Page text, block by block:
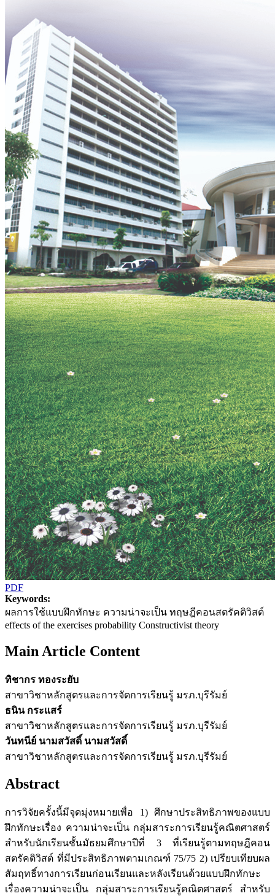
PDF
Keywords:
ผลการใช้แบบฝึกทักษะ ความน่าจะเป็น ทฤษฎีคอนสตรัคติวิสต์
effects of the exercises probability Constructivist theory
Main Article Content
ทิชากร ทองระยับ
สาขาวิชาหลักสูตรและการจัดการเรียนรู้ มรภ.บุรีรัมย์
ธนิน กระแสร์
สาขาวิชาหลักสูตรและการจัดการเรียนรู้ มรภ.บุรีรัมย์
วันทนีย์ นามสวัสดิ์ นามสวัสดิ์
สาขาวิชาหลักสูตรและการจัดการเรียนรู้ มรภ.บุรีรัมย์
Abstract
การวิจัยครั้งนี้มีจุดมุ่งหมายเพื่อ 1) ศึกษาประสิทธิภาพของแบบ
ฝึกทักษะเรื่อง ความน่าจะเป็น กลุ่มสาระการเรียนรู้คณิตศาสตร์
สำหรับนักเรียนชั้นมัธยมศึกษาปีที่ 3 ที่เรียนรู้ตามทฤษฎีคอน
สตรัคติวิสต์ ที่มีประสิทธิภาพตามเกณฑ์ 75/75 2) เปรียบเทียบผล
สัมฤทธิ์ทางการเรียนก่อนเรียนและหลังเรียนด้วยแบบฝึกทักษะ
เรื่องความน่าจะเป็น กลุ่มสาระการเรียนรู้คณิตศาสตร์ สำหรับ